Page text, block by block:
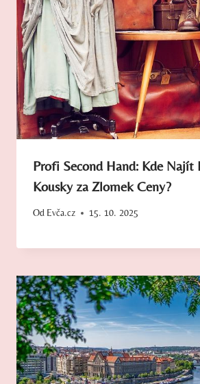
Profi Second Hand: Kde Najít
Kousky za Zlomek Ceny?
Od Evča.cz 15. 10. 2025